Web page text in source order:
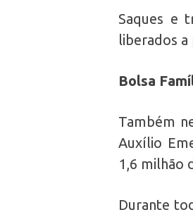
Saques e
liberados
Bolsa
Também
Auxílio
1,6 milhão
Durante